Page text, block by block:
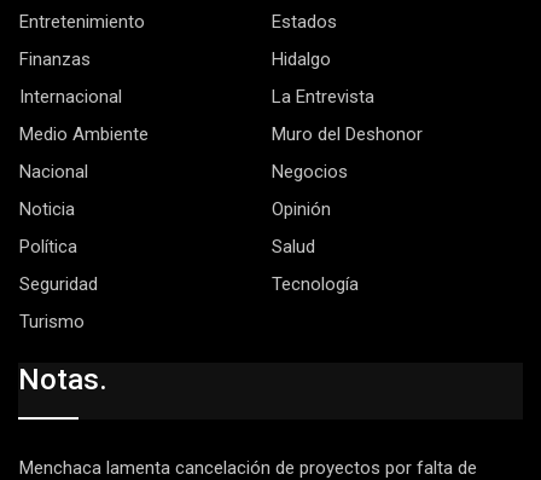
Entretenimiento
Estados
Finanzas
Hidalgo
Internacional
La Entrevista
Medio Ambiente
Muro del Deshonor
Nacional
Negocios
Noticia
Opinión
Política
Salud
Seguridad
Tecnología
Turismo
Notas.
Menchaca lamenta cancelación de proyectos por falta de